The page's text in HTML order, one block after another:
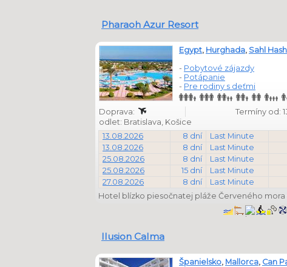
Pharaoh Azur Resort
Egypt, Hurghada, Sahl
- Pobytové zájazdy
- Potápanie
- Pre rodiny s deťmi
Doprava:
Termíny od:
odlet: Bratislava, Košice
13.08.2026
8 dní Last Minute
13.08.2026
8 dní Last Minute
25.08.2026
8 dní Last Minute
25.08.2026
15 dní Last Minute
27.08.2026
8 dní Last Minute
Hotel blízko piesočnatej pláže Červeného
Ilusion Calma
Španielsko, Mallorca, Can